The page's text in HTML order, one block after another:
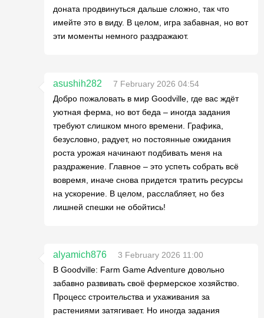
доната продвинуться дальше сложно, так что
имейте это в виду. В целом, игра забавная, но вот
эти моменты немного раздражают.
asushih282
7 February 2026 04:54
Добро пожаловать в мир Goodville, где вас ждёт
уютная ферма, но вот беда – иногда задания
требуют слишком много времени. Графика,
безусловно, радует, но постоянные ожидания
роста урожая начинают подбивать меня на
раздражение. Главное – это успеть собрать всё
вовремя, иначе снова придется тратить ресурсы
на ускорение. В целом, расслабляет, но без
лишней спешки не обойтись!
alyamich876
3 February 2026 11:00
В Goodville: Farm Game Adventure довольно
забавно развивать своё фермерское хозяйство.
Процесс строительства и ухаживания за
растениями затягивает. Но иногда задания